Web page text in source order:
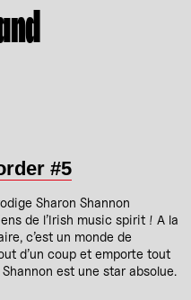
#5
Sharon Shannon
de l’Irish music spirit ! A la
c’est un monde de
d’un coup et emporte tout
est une star absolue.